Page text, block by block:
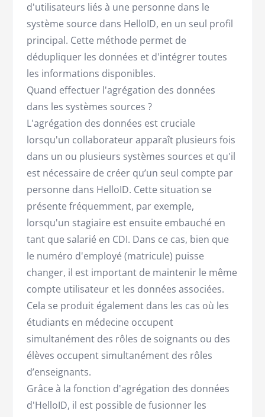
d'utilisateurs liés à une personne dans le
système source dans HelloID, en un seul profil
principal. Cette méthode permet de
dédupliquer les données et d'intégrer toutes
les informations disponibles.
Quand effectuer l'agrégation des données
dans les systèmes sources ?
L'agrégation des données est cruciale
lorsqu'un collaborateur apparaît plusieurs fois
dans un ou plusieurs systèmes sources et qu'il
est nécessaire de créer qu’un seul compte par
personne dans HelloID. Cette situation se
présente fréquemment, par exemple,
lorsqu'un stagiaire est ensuite embauché en
tant que salarié en CDI. Dans ce cas, bien que
le numéro d'employé (matricule) puisse
changer, il est important de maintenir le même
compte utilisateur et les données associées.
Cela se produit également dans les cas où les
étudiants en médecine occupent
simultanément des rôles de soignants ou des
élèves occupent simultanément des rôles
d’enseignants.
Grâce à la fonction d'agrégation des données
d'HelloID, il est possible de fusionner les